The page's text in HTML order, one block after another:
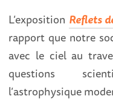
L’exposition Reflets
rapport que notre
avec le ciel au
questions
l’astrophysique